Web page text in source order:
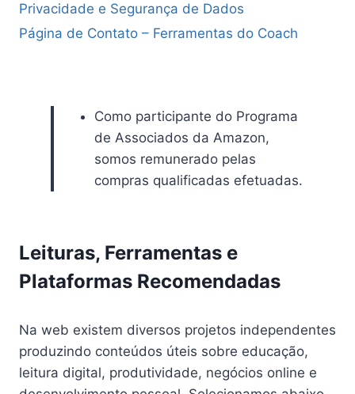
Privacidade e Segurança de Dados
Página de Contato – Ferramentas do Coach
Como participante do Programa
de Associados da Amazon,
somos remunerado pelas
compras qualificadas efetuadas.
Leituras, Ferramentas e
Plataformas Recomendadas
Na web existem diversos projetos independentes
produzindo conteúdos úteis sobre educação,
leitura digital, produtividade, negócios online e